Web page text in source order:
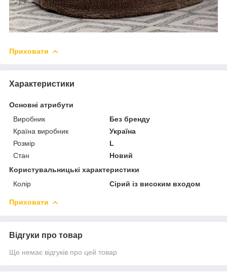
Приховати
Характеристики
Основні атрибути
Виробник
Без бренду
Країна виробник
Україна
Розмір
L
Стан
Новий
Користувальницькі характеристики
Колір
Сірий із високим входом
Приховати
Відгуки про товар
Ще немає відгуків про цей товар